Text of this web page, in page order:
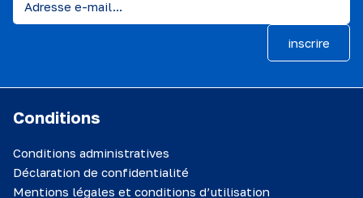
inscrire
Conditions
Conditions administratives
Déclaration de confidentialité
Mentions légales et conditions d’utilisation